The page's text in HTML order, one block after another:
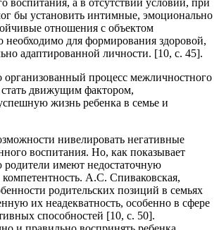
бы установить интимные, эмоционально
отношения с объектом
необходимо для формирования здоровой,
адаптированной личности. [10, с. 45].
процесс межличностного
движущим фактором,
жизнь ребенка в семье и
нивелировать негативные
воспитания. Но, как показывает
родители имеют недостаточную
А.С. Спиваковская,
родительских позиций в семьях
их неадекватность, особенно в сфере
способностей [10, с. 50].